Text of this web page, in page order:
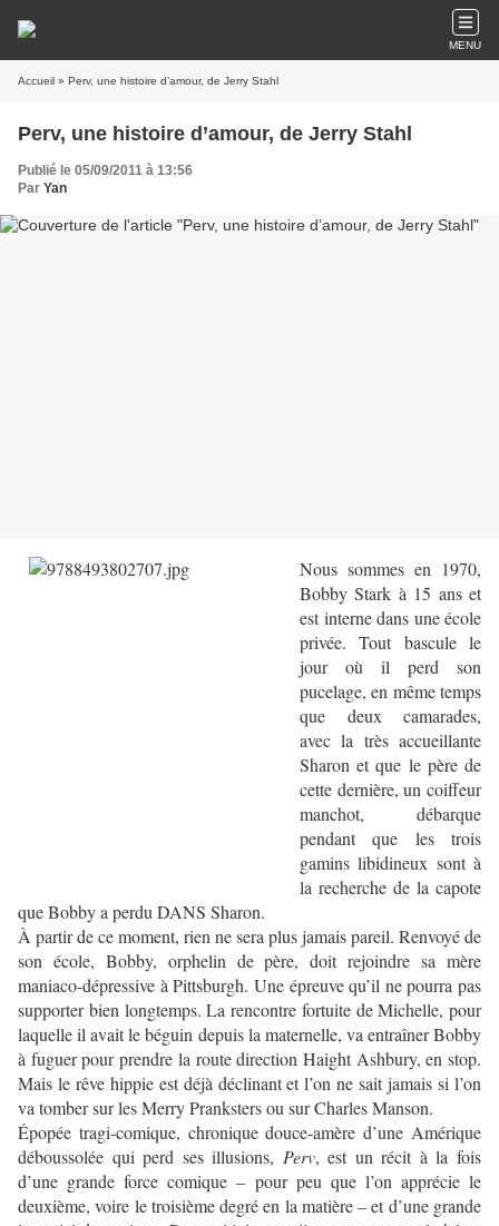
MENU
Accueil » Perv, une histoire d’amour, de Jerry Stahl
Perv, une histoire d’amour, de Jerry Stahl
Publié le 05/09/2011 à 13:56
Par Yan
Nous sommes en 1970,
Bobby Stark à 15 ans et
est interne dans une école
privée. Tout bascule le
jour où il perd son
pucelage, en même temps
que deux camarades,
avec la très accueillante
Sharon et que le père de
cette dernière, un coiffeur
manchot, débarque
pendant que les trois
gamins libidineux sont à
la recherche de la capote
que Bobby a perdu DANS Sharon.
À partir de ce moment, rien ne sera plus jamais pareil. Renvoyé de
son école, Bobby, orphelin de père, doit rejoindre sa mère
maniaco-dépressive à Pittsburgh. Une épreuve qu’il ne pourra pas
supporter bien longtemps. La rencontre fortuite de Michelle, pour
laquelle il avait le béguin depuis la maternelle, va entraîner Bobby
à fuguer pour prendre la route direction Haight Ashbury, en stop.
Mais le rêve hippie est déjà déclinant et l’on ne sait jamais si l’on
va tomber sur les Merry Pranksters ou sur Charles Manson.
Épopée tragi-comique, chronique douce-amère d’une Amérique
déboussolée qui perd ses illusions, Perv, est un récit à la fois
d’une grande force comique – pour peu que l’on apprécie le
deuxième, voire le troisième degré en la matière – et d’une grande